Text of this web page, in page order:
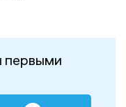
первыми